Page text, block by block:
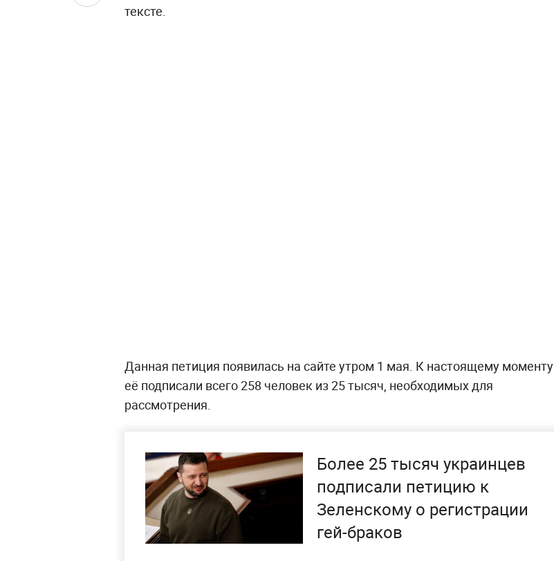
тексте.
Данная петиция появилась на сайте утром 1 мая. К настоящему моменту
её подписали всего 258 человек из 25 тысяч, необходимых для
рассмотрения.
Более 25 тысяч украинцев
подписали петицию к
Зеленскому о регистрации
гей-браков